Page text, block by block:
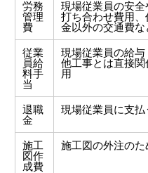
労務
管理
費
現場従業員の安全
打ち合わせ費用
金以外の交通費な
従業
員給
料手
当
現場従業員の給
他工事とは直接
用
退職
金
現場従業員に支払
施工
図作
成費
施工図の外注の